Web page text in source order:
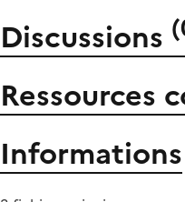
Discussions (
Ressources
Informations